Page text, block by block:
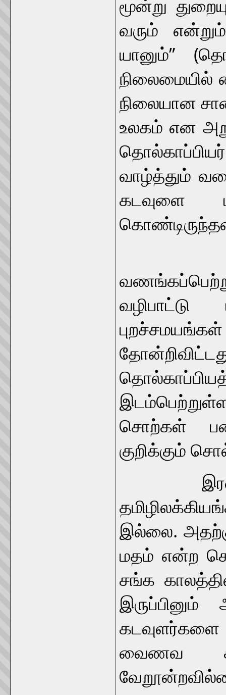
வரும்
யானும்”
நிலைமையில்
நிலையான
உலகம் என
வாழ்த்தும்
கடவுளை
புறச்சமயங்கள்
சொற்கள்
குறிக்கும்
இல்லை.
மதம் என்ற
சங்க
வைணவ